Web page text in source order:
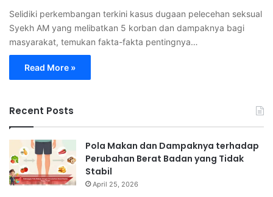
Selidiki perkembangan terkini kasus dugaan pelecehan seksual
Syekh AM yang melibatkan 5 korban dan dampaknya bagi
masyarakat, temukan fakta-fakta pentingnya…
Read More »
Recent Posts
Pola Makan dan Dampaknya terhadap
Perubahan Berat Badan yang Tidak
Stabil
April 25, 2026